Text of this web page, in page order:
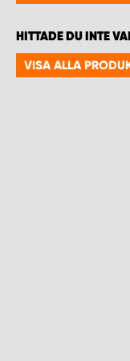
HITTADE DU INTE
VISA ALLA
WORK SYSTEM
WORK SYSTEM